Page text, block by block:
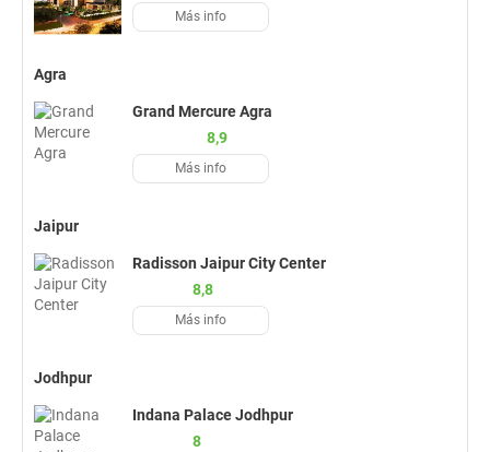
Más info
Agra
Grand Mercure Agra
8,9
Más info
Jaipur
Radisson Jaipur City Center
8,8
Más info
Jodhpur
Indana Palace Jodhpur
8